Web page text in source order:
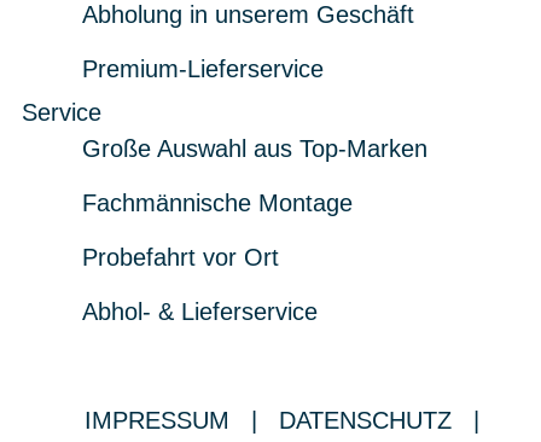
Abholung in unserem Geschäft
Premium-Lieferservice
Service
Große Auswahl aus Top-Marken
Fachmännische Montage
Probefahrt vor Ort
Abhol- & Lieferservice
IMPRESSUM DATENSCHUTZ